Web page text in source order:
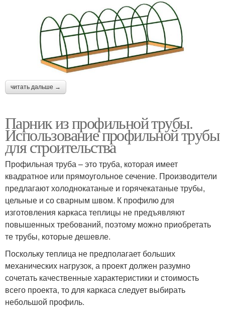
читать дальше →
Парник из профильной трубы.
Использование профильной трубы
для строительства
Профильная труба – это труба, которая имеет
квадратное или прямоугольное сечение. Производители
предлагают холоднокатаные и горячекатаные трубы,
цельные и со сварным швом. К профилю для
изготовления каркаса теплицы не предъявляют
повышенных требований, поэтому можно приобретать
те трубы, которые дешевле.
Поскольку теплица не предполагает больших
механических нагрузок, а проект должен разумно
сочетать качественные характеристики и стоимость
всего проекта, то для каркаса следует выбирать
небольшой профиль.